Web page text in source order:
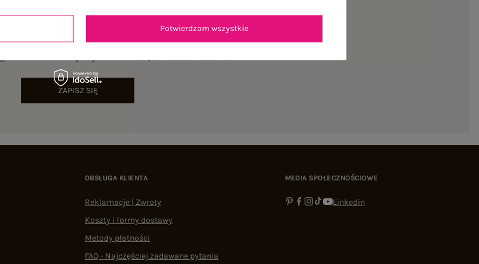
ZAPISZ SIĘ
OBSŁUGA KLIENTA
Reklamacje | Zwroty
Koszty i formy dostawy
Metody płatności
FAQ - Najczęściej zadawane pytania
MEDIA SPOŁECZNOŚCIOWE
Linkedin
Potwierdzam wszystkie